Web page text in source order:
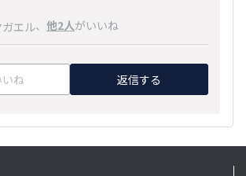
エル、 他2人がいいね
ね 返信する